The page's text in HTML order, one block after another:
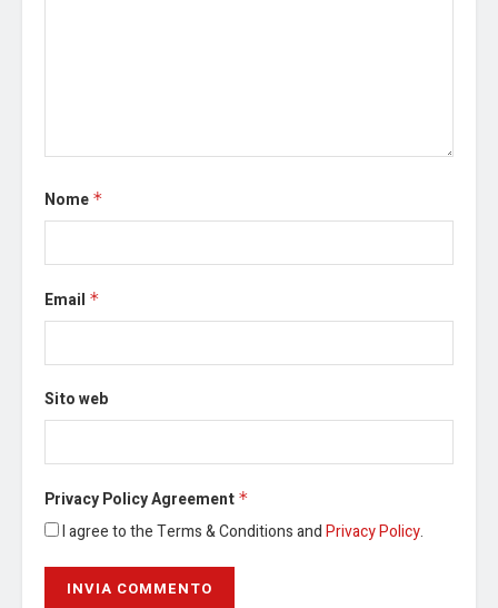
Nome *
Email *
Sito web
Privacy Policy Agreement *
I agree to the Terms & Conditions andPrivacy Policy.